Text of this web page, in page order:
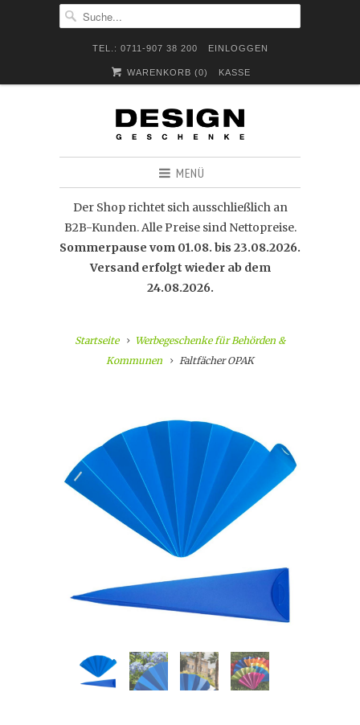
TEL.: 0711-907 38 200 EINLOGGEN
WARENKORB (0) KASSE
MENÜ
Der Shop richtet sich ausschließlich an
B2B-Kunden. Alle Preise sind Nettopreise.
Sommerpause vom 01.08. bis 23.08.2026.
Versand erfolgt wieder ab dem
24.08.2026.
Startseite
Werbegeschenke für Behörden &
Kommunen
Faltfächer OPAK